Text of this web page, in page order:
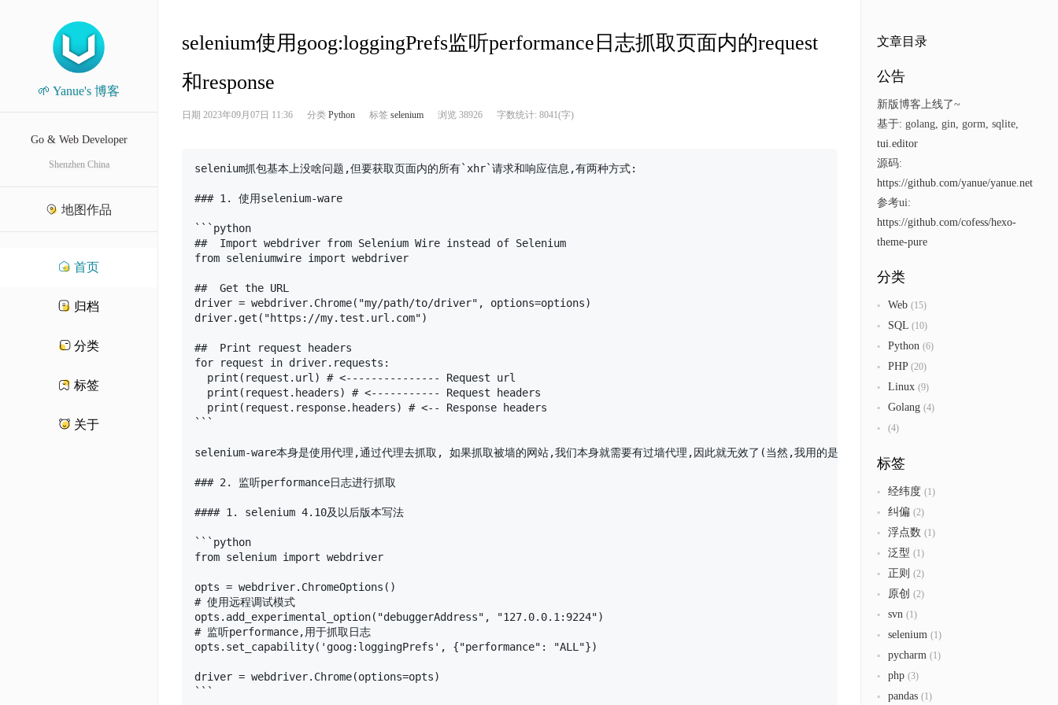
🌱 Yanue's 博客
Go & Web Developer
Shenzhen China
地图作品
首页
归档
分类
标签
关于
selenium使用goog:loggingPrefs监听performance日志抓取页面内的request
和response
日期 2023年09月07日 11:36 分类 Python 标签 selenium 浏览 38926 字数统计: 8041(字)
selenium抓包基本上没啥问题,但要获取页面内的所有`xhr`请求和响应信息,有两种方式:
### 1. 使用selenium-ware
```python
##  Import webdriver from Selenium Wire instead of Selenium
from seleniumwire import webdriver
##  Get the URL
driver = webdriver.Chrome("my/path/to/driver", options=options)
driver.get("https://my.test.url.com")
##  Print request headers
for request in driver.requests:
  print(request.url) # <--------------- Request url
  print(request.headers) # <----------- Request headers
  print(request.response.headers) # <-- Response headers
```
selenium-ware本身是使用代理,通过代理去抓取, 如果抓取被墙的网站,我们本身就需要有过墙代理,因此就无效了(当然,我用的是调试模式,而非直接调起浏览器)
### 2. 监听performance日志进行抓取
#### 1. selenium 4.10及以后版本写法
```python
from selenium import webdriver
opts = webdriver.ChromeOptions()
# 使用远程调试模式
opts.add_experimental_option("debuggerAddress", "127.0.0.1:9224")
# 监听performance,用于抓取日志
opts.set_capability('goog:loggingPrefs', {"performance": "ALL"})
driver = webdriver.Chrome(options=opts)
```
文章目录
公告
新版博客上线了~
基于: golang, gin, gorm, sqlite,
tui.editor
源码:
https://github.com/yanue/yanue.net
参考ui:
https://github.com/cofess/hexo-
theme-pure
分类
Web (15)
SQL (10)
Python (6)
PHP (20)
Linux (9)
Golang (4)
(4)
标签
经纬度 (1)
纠偏 (2)
浮点数 (1)
泛型 (1)
正则 (2)
原创 (2)
svn (1)
selenium (1)
pycharm (1)
php (3)
pandas (1)